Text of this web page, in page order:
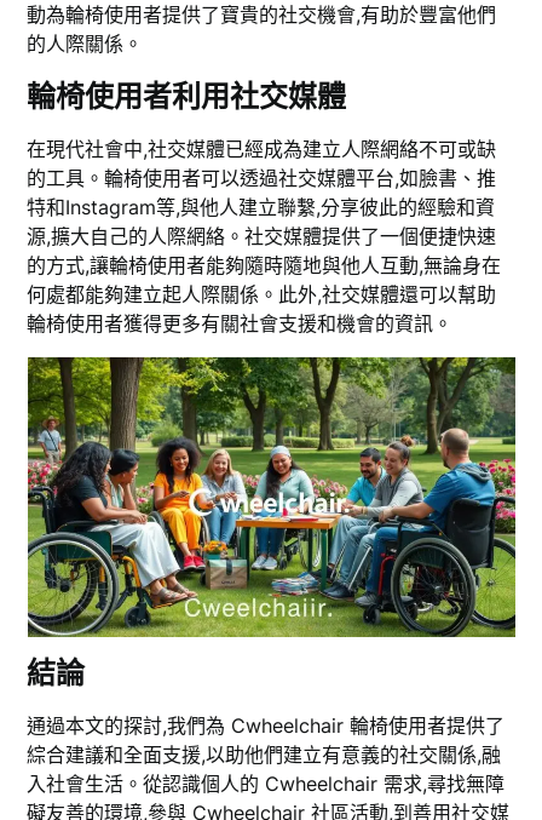
動為輪椅使用者提供了寶貴的社交機會,有助於豐富他們
的人際關係。
輪椅使用者利用社交媒體
在現代社會中,社交媒體已經成為建立人際網絡不可或缺
的工具。輪椅使用者可以透過社交媒體平台,如臉書、推
特和Instagram等,與他人建立聯繫,分享彼此的經驗和資
源,擴大自己的人際網絡。社交媒體提供了一個便捷快速
的方式,讓輪椅使用者能夠隨時隨地與他人互動,無論身在
何處都能夠建立起人際關係。此外,社交媒體還可以幫助
輪椅使用者獲得更多有關社會支援和機會的資訊。
結論
通過本文的探討,我們為 Cwheelchair 輪椅使用者提供了
綜合建議和全面支援,以助他們建立有意義的社交關係,融
入社會生活。從認識個人的 Cwheelchair 需求,尋找無障
礙友善的環境,參與 Cwheelchair 社區活動,到善用社交媒